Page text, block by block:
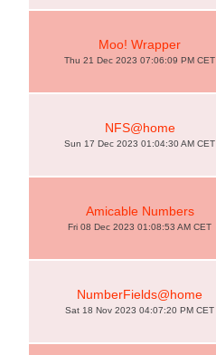
Moo! Wrapper
Thu 21 Dec 2023 07:06:09 PM CET
NFS@home
Sun 17 Dec 2023 01:04:30 AM CET
Amicable Numbers
Fri 08 Dec 2023 01:08:53 AM CET
NumberFields@home
Sat 18 Nov 2023 04:07:20 PM CET